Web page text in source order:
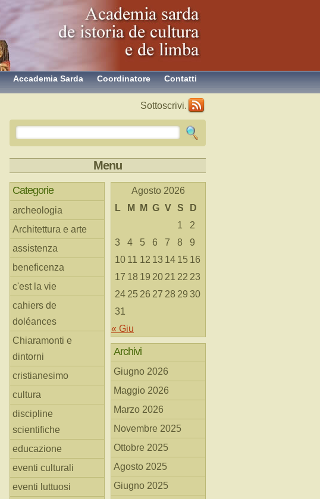
Contatti
Coordinatore
Accademia Sarda
Sottoscrivi.
Menu
Categorie
archeologia
Architettura e arte
assistenza
beneficenza
c'est la vie
cahiers de
doléances
Chiaramonti e
dintorni
cristianesimo
cultura
discipline
scientifiche
educazione
eventi culturali
eventi luttuosi
Agosto 2026
L
M M G V S
D
1
2
3
4 5 6 7 8
9
10 11 12 13 14 15 16
17 18 19 20 21 22 23
24 25 26 27 28 29 30
31
« Giu
Archivi
Giugno 2026
Maggio 2026
Marzo 2026
Novembre 2025
Ottobre 2025
Agosto 2025
Giugno 2025